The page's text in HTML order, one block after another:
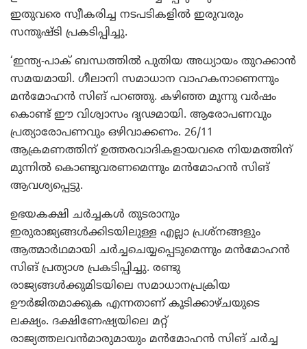
ഇതുവരെ സ്വീകരിച്ച നടപടികളില്‍ ഇരുവരും
സന്തുഷ്ടി പ്രകടിപ്പിച്ചു.
‘ഇന്ത്യ-പാക് ബന്ധത്തില്‍ പുതിയ അധ്യായം തുറക്കാന്‍
സമയമായി. ഗീലാനി സമാധാന വാഹകനാണെന്നും
മന്‍മോഹന്‍ സിങ് പറഞ്ഞു. കഴിഞ്ഞ മൂന്നു വര്‍ഷം
കൊണ്ട് ഈ വിശ്വാസം ദൃഢമായി. ആരോപണവും
പ്രത്യാരോപണവും ഒഴിവാക്കണം. 26/11
ആക്രമണത്തിന് ഉത്തരവാദികളായവരെ നിയമത്തിന്
മുന്നില്‍ കൊണ്ടുവരണമെന്നും മന്‍മോഹന്‍ സിങ്
ആവശ്യപ്പെട്ടു.
ഉഭയകക്ഷി ചര്‍ച്ചകള്‍ തുടരാനും
ഇരുരാജ്യങ്ങള്‍ക്കിടയിലുള്ള എല്ലാ പ്രശ്‌നങ്ങളും
ആത്മാര്‍ഥമായി ചര്‍ച്ചചെയ്യപ്പെടുമെന്നും മന്‍മോഹന്‍
സിങ് പ്രത്യാശ പ്രകടിപ്പിച്ചു. രണ്ടു
രാജ്യങ്ങള്‍ക്കുമിടയിലെ സമാധാനപ്രക്രിയ
ഊര്‍ജിതമാക്കുക എന്നതാണ് കൂടിക്കാഴ്ചയുടെ
ലക്ഷ്യം. ദക്ഷിണേഷ്യയിലെ മറ്റ്
രാജ്യത്തലവന്‍മാരുമായും മന്‍മോഹന്‍ സിങ് ചര്‍ച്ച